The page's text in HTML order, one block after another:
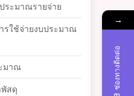
ระมาณรายจ่าย
รใช้จ่ายงบประมาณ
มาณ
สดุ
→
ช่องทางติดต่อ